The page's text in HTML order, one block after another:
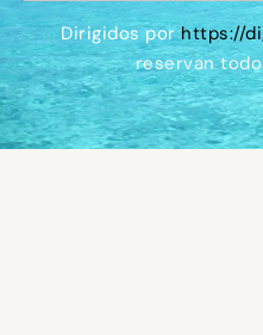
Dirigidos porhttps://
reservan